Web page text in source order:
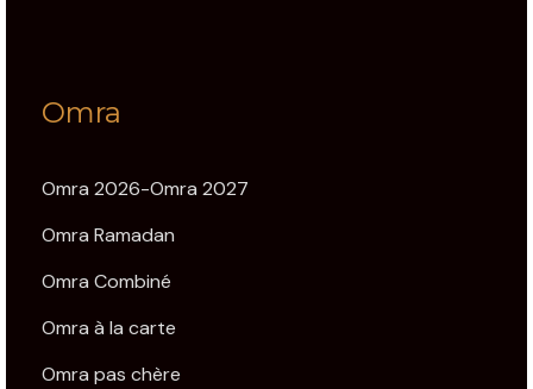
Omra
Omra 2026-Omra 2027
Omra Ramadan
Omra Combiné
Omra à la carte
Omra pas chère